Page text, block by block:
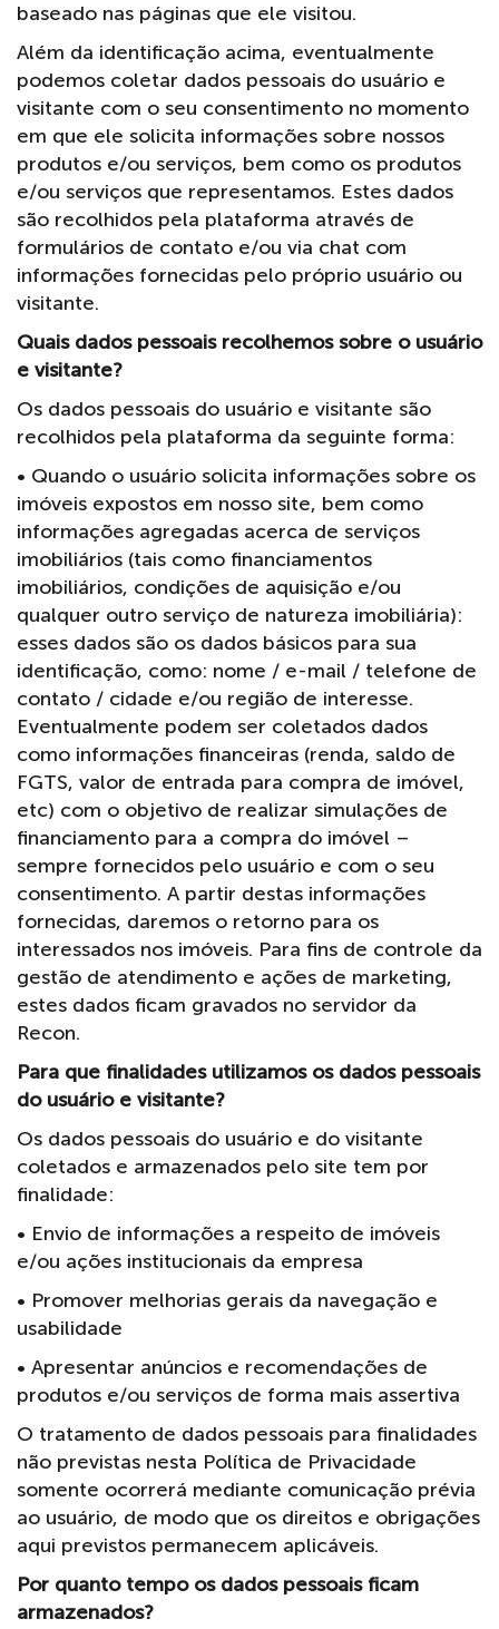
baseado nas páginas que ele visitou.
Além da identificação acima, eventualmente
podemos coletar dados pessoais do usuário e
visitante com o seu consentimento no momento
em que ele solicita informações sobre nossos
produtos e/ou serviços, bem como os produtos
e/ou serviços que representamos. Estes dados
são recolhidos pela plataforma através de
formulários de contato e/ou via chat com
informações fornecidas pelo próprio usuário ou
visitante.
Quais dados pessoais recolhemos sobre o usuário
e visitante?
Os dados pessoais do usuário e visitante são
recolhidos pela plataforma da seguinte forma:
• Quando o usuário solicita informações sobre os
imóveis expostos em nosso site, bem como
informações agregadas acerca de serviços
imobiliários (tais como financiamentos
imobiliários, condições de aquisição e/ou
qualquer outro serviço de natureza imobiliária):
esses dados são os dados básicos para sua
identificação, como: nome / e-mail / telefone de
contato / cidade e/ou região de interesse.
Eventualmente podem ser coletados dados
como informações financeiras (renda, saldo de
FGTS, valor de entrada para compra de imóvel,
etc) com o objetivo de realizar simulações de
financiamento para a compra do imóvel –
sempre fornecidos pelo usuário e com o seu
consentimento. A partir destas informações
fornecidas, daremos o retorno para os
interessados nos imóveis. Para fins de controle da
gestão de atendimento e ações de marketing,
estes dados ficam gravados no servidor da
Recon.
Para que finalidades utilizamos os dados pessoais
do usuário e visitante?
Os dados pessoais do usuário e do visitante
coletados e armazenados pelo site tem por
finalidade:
• Envio de informações a respeito de imóveis
e/ou ações institucionais da empresa
• Promover melhorias gerais da navegação e
usabilidade
• Apresentar anúncios e recomendações de
produtos e/ou serviços de forma mais assertiva
O tratamento de dados pessoais para finalidades
não previstas nesta Política de Privacidade
somente ocorrerá mediante comunicação prévia
ao usuário, de modo que os direitos e obrigações
aqui previstos permanecem aplicáveis.
Por quanto tempo os dados pessoais ficam
armazenados?